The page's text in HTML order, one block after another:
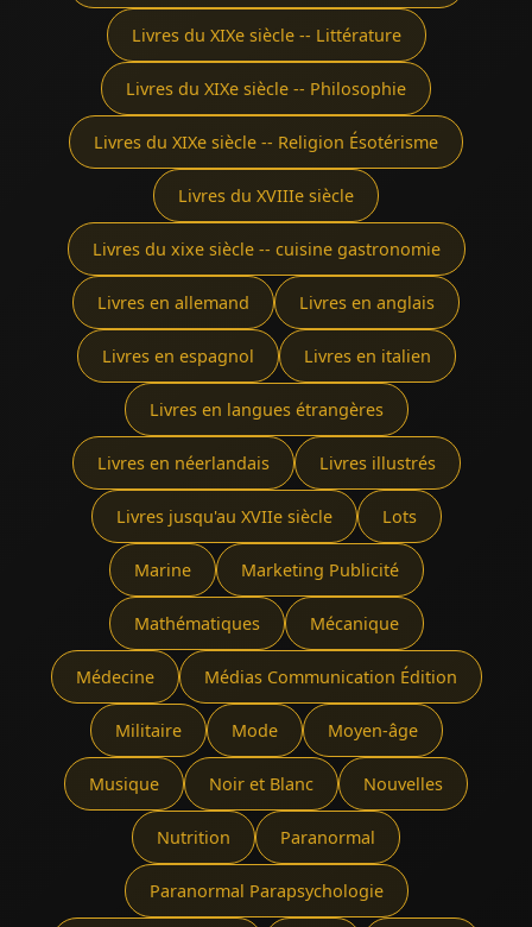
Livres du XIXe siècle -- Littérature
Livres du XIXe siècle -- Philosophie
Livres du XIXe siècle -- Religion Ésotérisme
Livres du XVIIIe siècle
Livres du xixe siècle -- cuisine gastronomie
Livres en allemand Livres en anglais
Livres en espagnol Livres en italien
Livres en langues étrangères
Livres en néerlandais Livres illustrés
Livres jusqu'au XVIIe siècle Lots
Marine Marketing Publicité
Mathématiques Mécanique
Médecine Médias Communication Édition
Militaire Mode Moyen-âge
Musique Noir et Blanc Nouvelles
Nutrition Paranormal
Paranormal Parapsychologie